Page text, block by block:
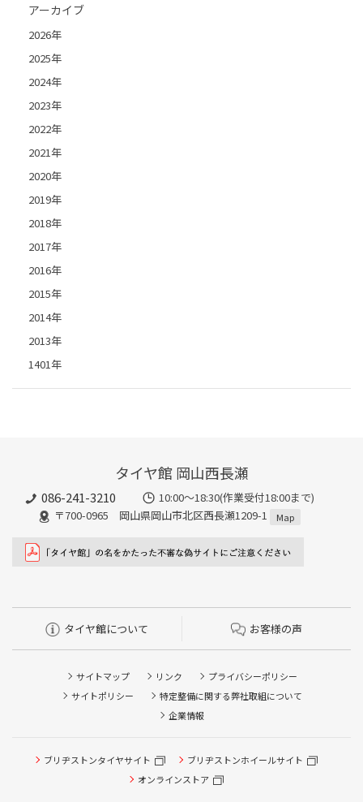
アーカイブ
2026年
2025年
2024年
2023年
2022年
2021年
2020年
2019年
2018年
2017年
2016年
2015年
2014年
2013年
1401年
タイヤ館 岡山西長瀬
086-241-3210
10:00〜18:30(作業受付18:00まで)
〒700-0965 岡山県岡山市北区西長瀬1209-1
Map
タイヤ館について お客様の声
サイトマップ リンク
プライバシーポリシー
サイトポリシー
特定整備に関する弊社取組について
企業情報
ブリヂストンタイヤサイト
ブリヂストンホイールサイト
オンラインストア
タイヤ点検・安全点検/タイヤ履き替え/オイル交換/その他
ピット作業の予約